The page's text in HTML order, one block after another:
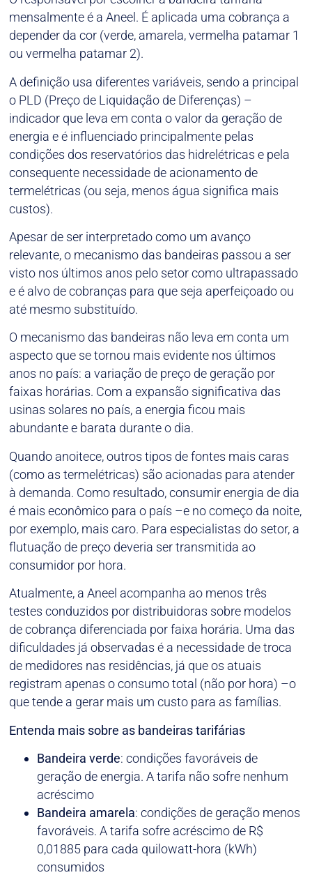
mensalmente é a Aneel. É aplicada uma cobrança a
depender da cor (verde, amarela, vermelha patamar 1
ou vermelha patamar 2).
A definição usa diferentes variáveis, sendo a principal
o PLD (Preço de Liquidação de Diferenças) –
indicador que leva em conta o valor da geração de
energia e é influenciado principalmente pelas
condições dos reservatórios das hidrelétricas e pela
consequente necessidade de acionamento de
termelétricas (ou seja, menos água significa mais
custos).
Apesar de ser interpretado como um avanço
relevante, o mecanismo das bandeiras passou a ser
visto nos últimos anos pelo setor como ultrapassado
e é alvo de cobranças para que seja aperfeiçoado ou
até mesmo substituído.
O mecanismo das bandeiras não leva em conta um
aspecto que se tornou mais evidente nos últimos
anos no país: a variação de preço de geração por
faixas horárias. Com a expansão significativa das
usinas solares no país, a energia ficou mais
abundante e barata durante o dia.
Quando anoitece, outros tipos de fontes mais caras
(como as termelétricas) são acionadas para atender
à demanda. Como resultado, consumir energia de dia
é mais econômico para o país –e no começo da noite,
por exemplo, mais caro. Para especialistas do setor, a
flutuação de preço deveria ser transmitida ao
consumidor por hora.
Atualmente, a Aneel acompanha ao menos três
testes conduzidos por distribuidoras sobre modelos
de cobrança diferenciada por faixa horária. Uma das
dificuldades já observadas é a necessidade de troca
de medidores nas residências, já que os atuais
registram apenas o consumo total (não por hora) –o
que tende a gerar mais um custo para as famílias.
Entenda mais sobre as bandeiras tarifárias
Bandeira verde: condições favoráveis de
geração de energia. A tarifa não sofre nenhum
acréscimo
Bandeira amarela: condições de geração menos
favoráveis. A tarifa sofre acréscimo de R$
0,01885 para cada quilowatt-hora (kWh)
consumidos